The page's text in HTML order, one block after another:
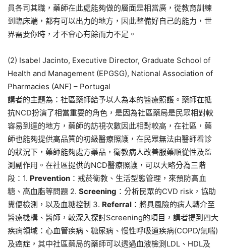
員各司其職，藥師在此處能夠做的層面是相當廣，從教育訓練
到臨床端，都有可以出力的地方，因此整備好自己的能力，世
界需要你時，才不會心有餘而力不足。
(2) Isabel Jacinto, Executive Director, Graduate School of
Health and Management (EPGSG), National Association of
Pharmacies (ANF) – Portugal
講者的主題為：社區藥師給予以人為本的醫療照護。藥師在抵
抗NCD扮演了相當重要的角色，是因為社區藥局是民眾相對較
容易到達的地方，藥師的訪視次數因此相對較高，在社區，藥
師也能夠提供高品質的初級醫療照護，在民眾無法由醫師看診
的狀況下，藥師能夠處方藥品，衛教病人改善服藥順從性及監
測副作用。在社區提供的NCD醫療照護，可以大略分為三階
段：1. Prevention ：戒菸衛教、生活型態管理，來預防高血
糖、高血脂等問題 2. Screening ：分析民眾的CVD risk，協助
糞便檢測，以及血糖控制 3. Referral ：將具風險的病人轉介至
醫療機構、醫師，較深入探討Screening的項目，講者提到四大
疾病領域：心血管疾病、糖尿病、慢性呼吸道疾病(COPD/氣喘)
及癌症，其中社區藥局的藥師可以透過血液檢測LDL、HDL及